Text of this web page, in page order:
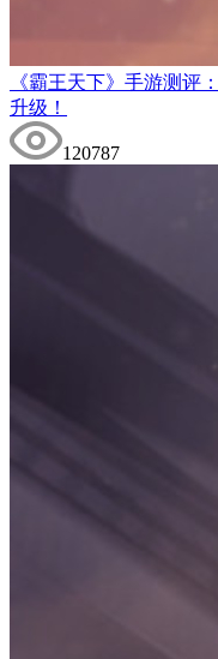
《霸王天下》手游测评
升级！
120787